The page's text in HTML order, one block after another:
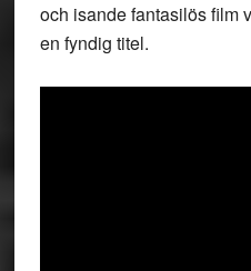
och isande fantasilös film
en fyndig titel.